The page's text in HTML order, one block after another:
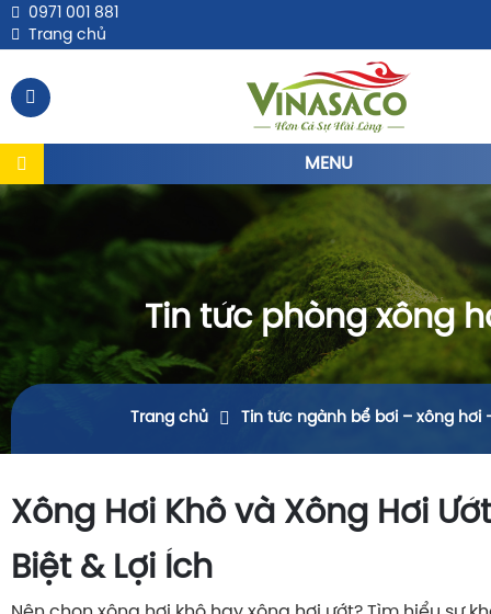
0971 001 881
Trang chủ
MENU
Tin tức phòng xông
Trang chủ Tin tức ngành bể bơi – xông hơi
Xông Hơi Khô và Xông Hơi
Biệt & Lợi Ích